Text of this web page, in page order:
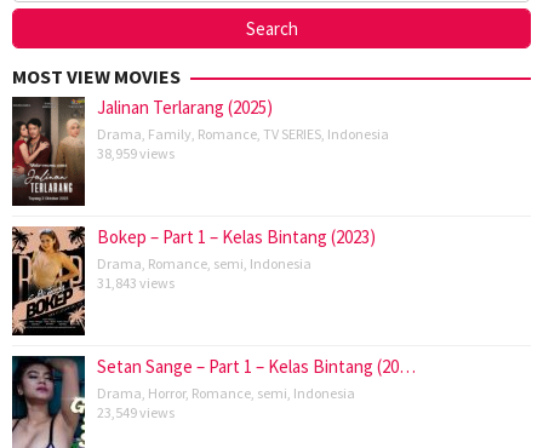
MOST VIEW MOVIES
Jalinan Terlarang (2025)
Drama Family Romance TV SERIES Indonesia
38,959 views
Bokep – Part 1 – Kelas Bintang (2023)
Drama Romance semi Indonesia
31,843 views
Setan Sange – Part 1 – Kelas Bintang (20…
Drama Horror, Romance semi Indonesia
23,549 views